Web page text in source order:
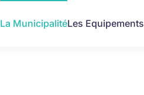
La MunicipalitéLes Equipements